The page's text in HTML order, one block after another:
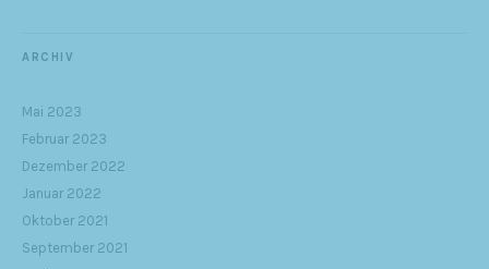
ARCHIV
Mai 2023
Februar 2023
Dezember 2022
Januar 2022
Oktober 2021
September 2021